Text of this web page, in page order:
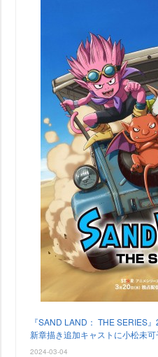
『SAND LAND： THE SERIES
新章描き追加キャストに小松未
2024-03-04